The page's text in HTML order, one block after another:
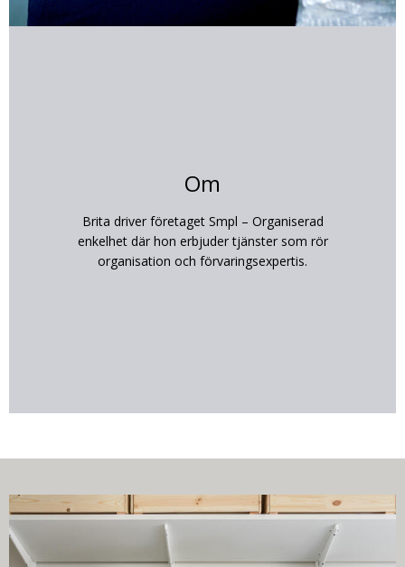
Om
Brita driver företaget Smpl – Organiserad
enkelhet där hon erbjuder tjänster som rör
organisation och förvaringsexpertis.